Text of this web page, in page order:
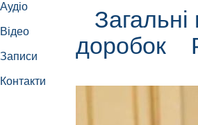
Аудіо
Відео
Записи
Контакти
Загальні
доробок